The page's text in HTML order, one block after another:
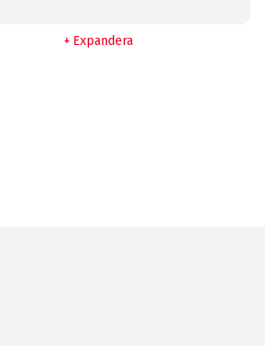
Expandera